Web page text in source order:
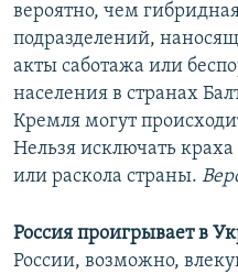
вероятно, чем
подразделений,
акты саботажа или
населения в странах
Кремля могут
Нельзя исключать
или раскола страны.
Россия проигрывает в
России, возможно,